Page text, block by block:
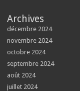
Archives
décembre 2024
novembre 2024
octobre 2024
septembre 2024
août 2024
juillet 2024